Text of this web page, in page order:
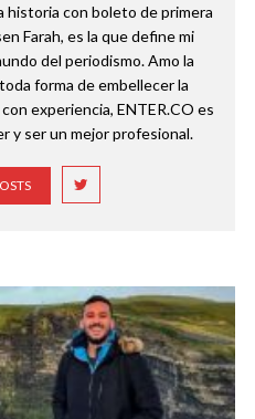
historia con boleto de primera
Farah, es la que define mi
del periodismo. Amo la
forma de embellecer la
experiencia, ENTER.CO es
y ser un mejor profesional.